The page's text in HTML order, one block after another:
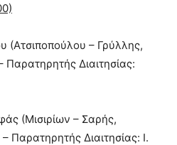
(Ατσιποπούλου – Γρύλλης,
Διαιτησίας:
(Μισιρίων – Σαρής,
Παρατηρητής Διαιτησίας: Ι.